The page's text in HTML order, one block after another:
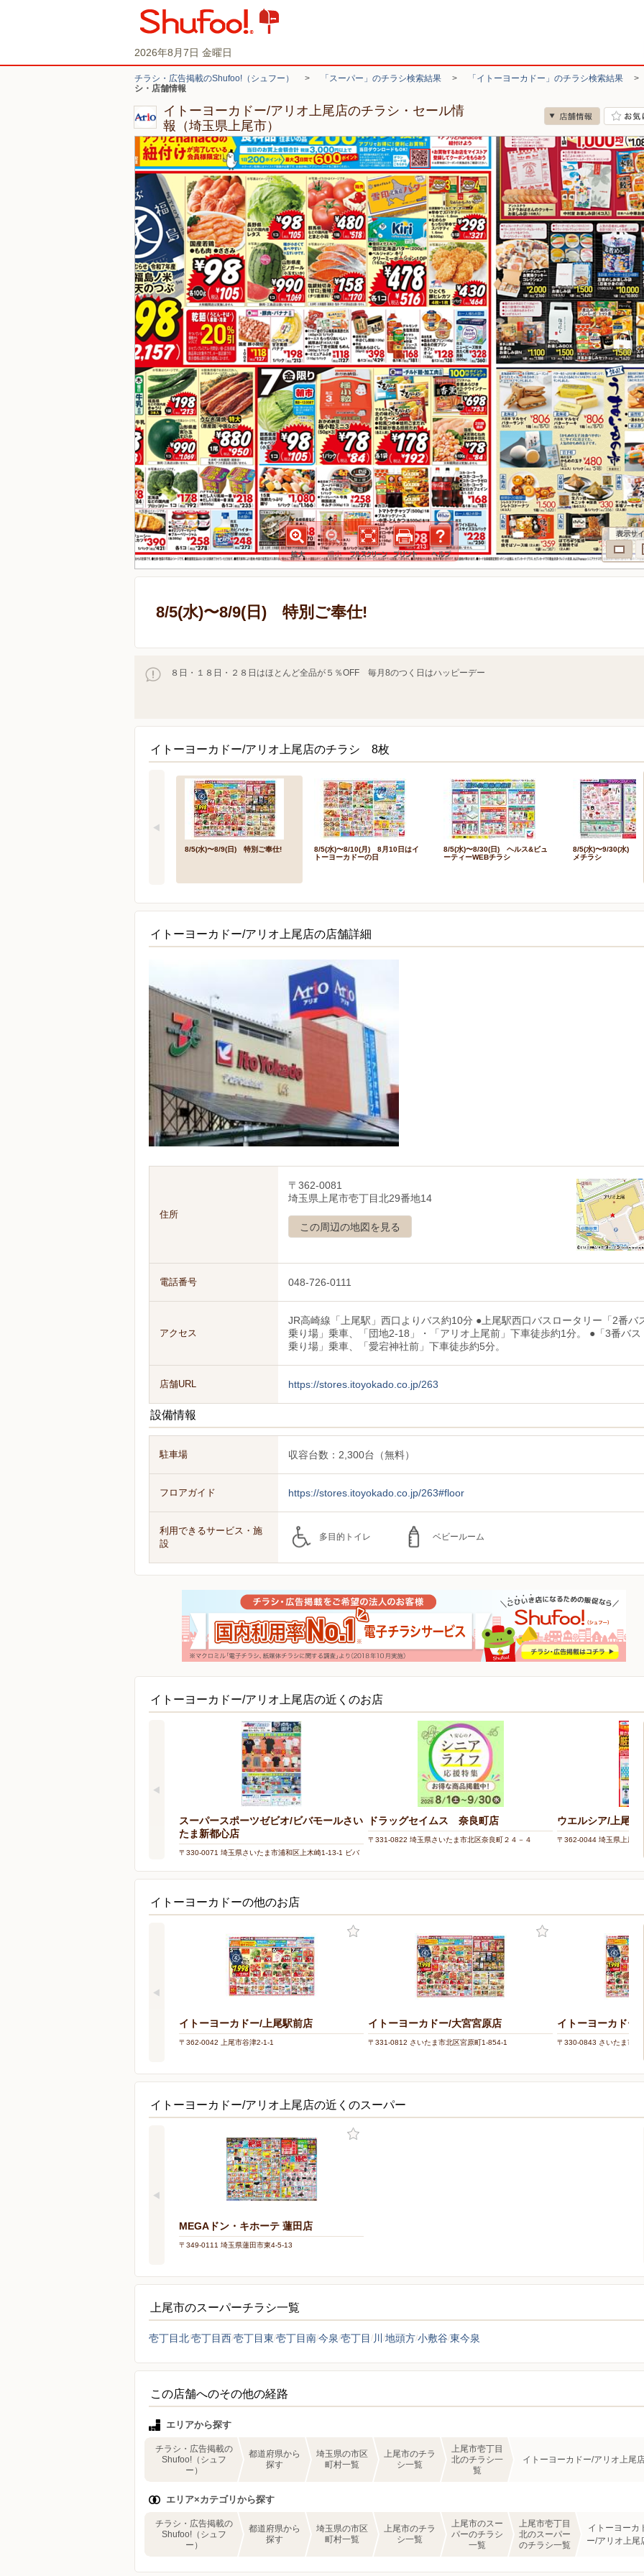
2026年8月7日 金曜日
チラシ・広告掲載のShufoo!（シュフー） > 「スーパー」のチラシ検索結果 > 「イトーヨーカドー」のチラシ検索結果 >
シ・店舗情報
イトーヨーカドー/アリオ上尾店のチラシ・セール情
報（埼玉県上尾市）
表示サ
8/5(水)〜8/9(日) 特別ご奉仕!
８日・１８日・２８日はほとんど全品が５％OFF 毎月8のつく日はハッピーデー
イトーヨーカドー/アリオ上尾店のチラシ 8枚
8/5(水)〜8/9(日) 特別ご奉仕!
8/5(水)〜8/10(月) 8月10日はイ
トーヨーカドーの日
8/5(水)〜8/30(日) ヘルス&ビュ
ーティーWEBチラシ
8/5(水)〜9/30(水) ア
メチラシ
イトーヨーカドー/アリオ上尾店の店舗詳細
住所
〒362-0081
埼玉県上尾市壱丁目北29番地14
この周辺の地図を見る
電話番号 048-726-0111
アクセス
JR高崎線「上尾駅」西口よりバス約10分 ●上尾駅西口バスロータリー「2番バ
乗り場」乗車、「団地2-18」・「アリオ上尾前」下車徒歩約1分。 ●「3番バス
乗り場」乗車、「愛宕神社前」下車徒歩約5分。
店舗URL https://stores.itoyokado.co.jp/263
設備情報
駐車場 収容台数：2,300台（無料）
フロアガイド https://stores.itoyokado.co.jp/263#floor
利用できるサービス・施
設
多目的トイレ ベビールーム
イトーヨーカドー/アリオ上尾店の近くのお店
スーパースポーツゼビオ/ビバモールさい
たま新都心店
〒330-0071 埼玉県さいたま市浦和区上木崎1-13-1 ビバ
ドラッグセイムス 奈良町店
〒331-0822 埼玉県さいたま市北区奈良町２４－４
ウエルシア/上尾大
〒362-0044 埼玉県上尾市
イトーヨーカドーの他のお店
イトーヨーカドー/上尾駅前店
〒362-0042 上尾市谷津2-1-1
イトーヨーカドー/大宮宮原店
〒331-0812 さいたま市北区宮原町1-854-1
イトーヨーカドー/
〒330-0843 さいたま市大
イトーヨーカドー/アリオ上尾店の近くのスーパー
MEGAドン・キホーテ 蓮田店
〒349-0111 埼玉県蓮田市東4-5-13
上尾市のスーパーチラシ一覧
壱丁目北壱丁目西壱丁目東 壱丁目南今泉 壱丁目 川 地頭方小敷谷 東今泉
この店舗へのその他の経路
エリアから探す
チラシ・広告掲載の
Shufoo!（シュフ
ー）
都道府県から
探す
埼玉県の市区
町村一覧
上尾市のチラ
シ一覧
上尾市壱丁目
北のチラシ一
覧
イトーヨーカドー/アリオ上尾
エリア×カテゴリから探す
チラシ・広告掲載の
Shufoo!（シュフ
ー）
都道府県から
探す
埼玉県の市区
町村一覧
上尾市のチラ
シ一覧
上尾市のスー
パーのチラシ
一覧
上尾市壱丁目
北のスーパー
のチラシ一覧
イトーヨーカ
ー/アリオ上尾